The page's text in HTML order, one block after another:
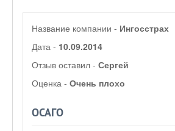
Название компании - Ингосстрах
Дата - 10.09.2014
Отзыв оставил - Сергей
Оценка - Очень плохо
ОСАГО